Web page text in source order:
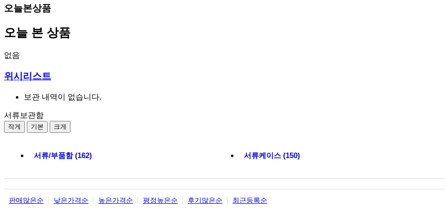
오늘본상품
오늘 본 상품
없음
위시리스트
보관 내역이 없습니다.
서류보관함
작게 기본 크게
서류/부품함 (162) 서류케이스 (150)
판매많은순 낮은가격순 높은가격순 평점높은순 후기많은순 최근등록순